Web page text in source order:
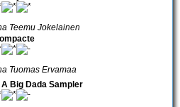
Teemu Jokelainen
Tuomas Ervamaa
A Big Dada Sampler